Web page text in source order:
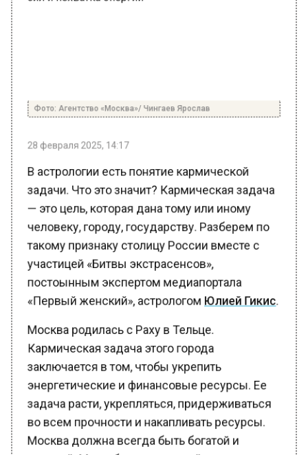
28 февраля 2025, 14:17
задачи. Что это значит? Кармическая задача
— это цель, которая дана тому или иному
человеку, городу, государству. Разберем по
такому признаку столицу России вместе с
участицей «Битвы экстрасенсов»,
постоынным экспертом медиапортала
«Первый женский», астрологомЮлией Гикис
Москва родилась с Раху в Тельце.
Кармическая задача этого города
заключается в том, чтобы укрепить
энергетические и финансовые ресурсы. Ее
задача расти, укрепляться, придерживаться
во всем прочности и накапливать ресурсы.
Москва должна всегда быть богатой и
прочной. Мы наблюдаем за ней и видим, как
она расцветает с каждым годом. Значит, она